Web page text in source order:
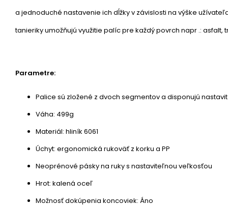
a jednoduché nastavenie ich dĺžky v závislosti na výške
tanieriky umožňujú využitie palíc pre každý povrch napr .: asfalt,
Parametre:
Palice sú zložené z dvoch segmentov a disponujú
Váha: 499g
Materiál: hliník 6061
Úchyt: ergonomická rukoväť z korku a PP
Neoprénové pásky na ruky s nastaviteľnou veľkosťou
Hrot: kalená oceľ
Možnosť dokúpenia koncoviek: Áno